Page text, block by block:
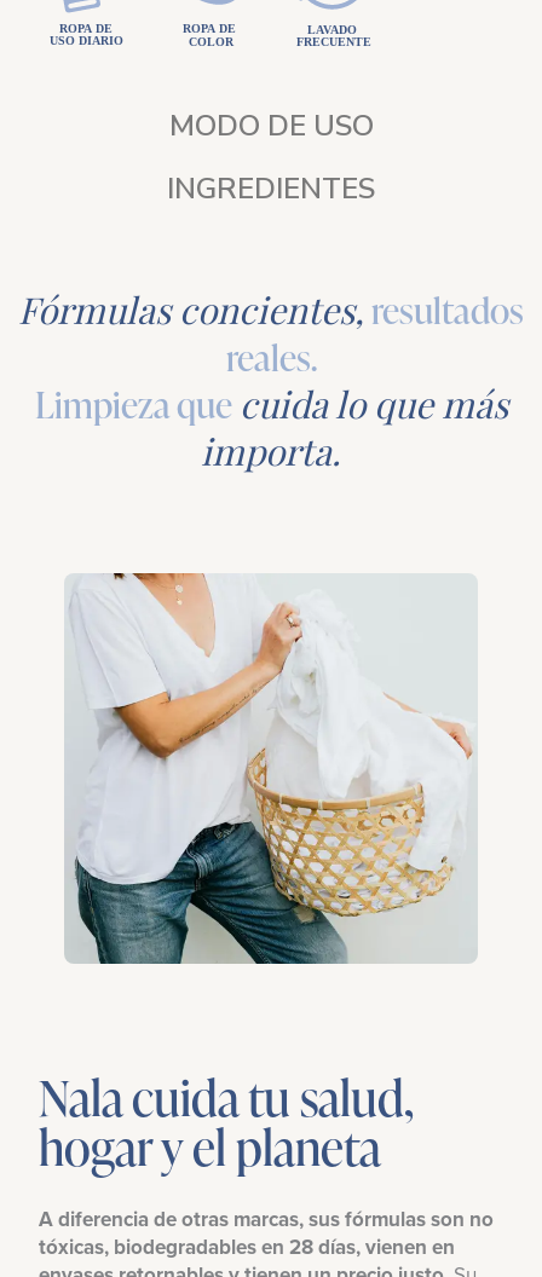
MODO DE USO
INGREDIENTES
Fórmulas concientes,resultados
reales.
Limpieza que cuida lo que más
importa.
Nala cuida tu salud,
hogar y el planeta
A diferencia de otras marcas, sus fórmulas son no
tóxicas, biodegradables en 28 días, vienen en